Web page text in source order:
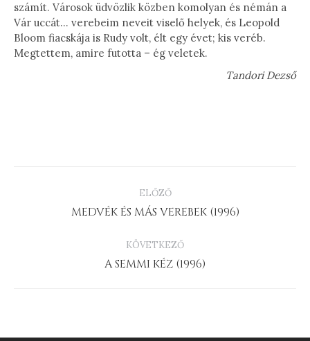
számít. Városok üdvözlik közben komolyan és némán a
Vár uccát… verebeim neveit viselő helyek, és Leopold
Bloom fiacskája is Rudy volt, élt egy évet; kis veréb.
Megtettem, amire futotta – ég veletek.
Tandori Dezső
PROJECT
NAVIGATION
ELŐZŐ
Previous
MEDVÉK ÉS MÁS VEREBEK (1996)
KÖVETKEZŐ
Next
A SEMMI KÉZ (1996)